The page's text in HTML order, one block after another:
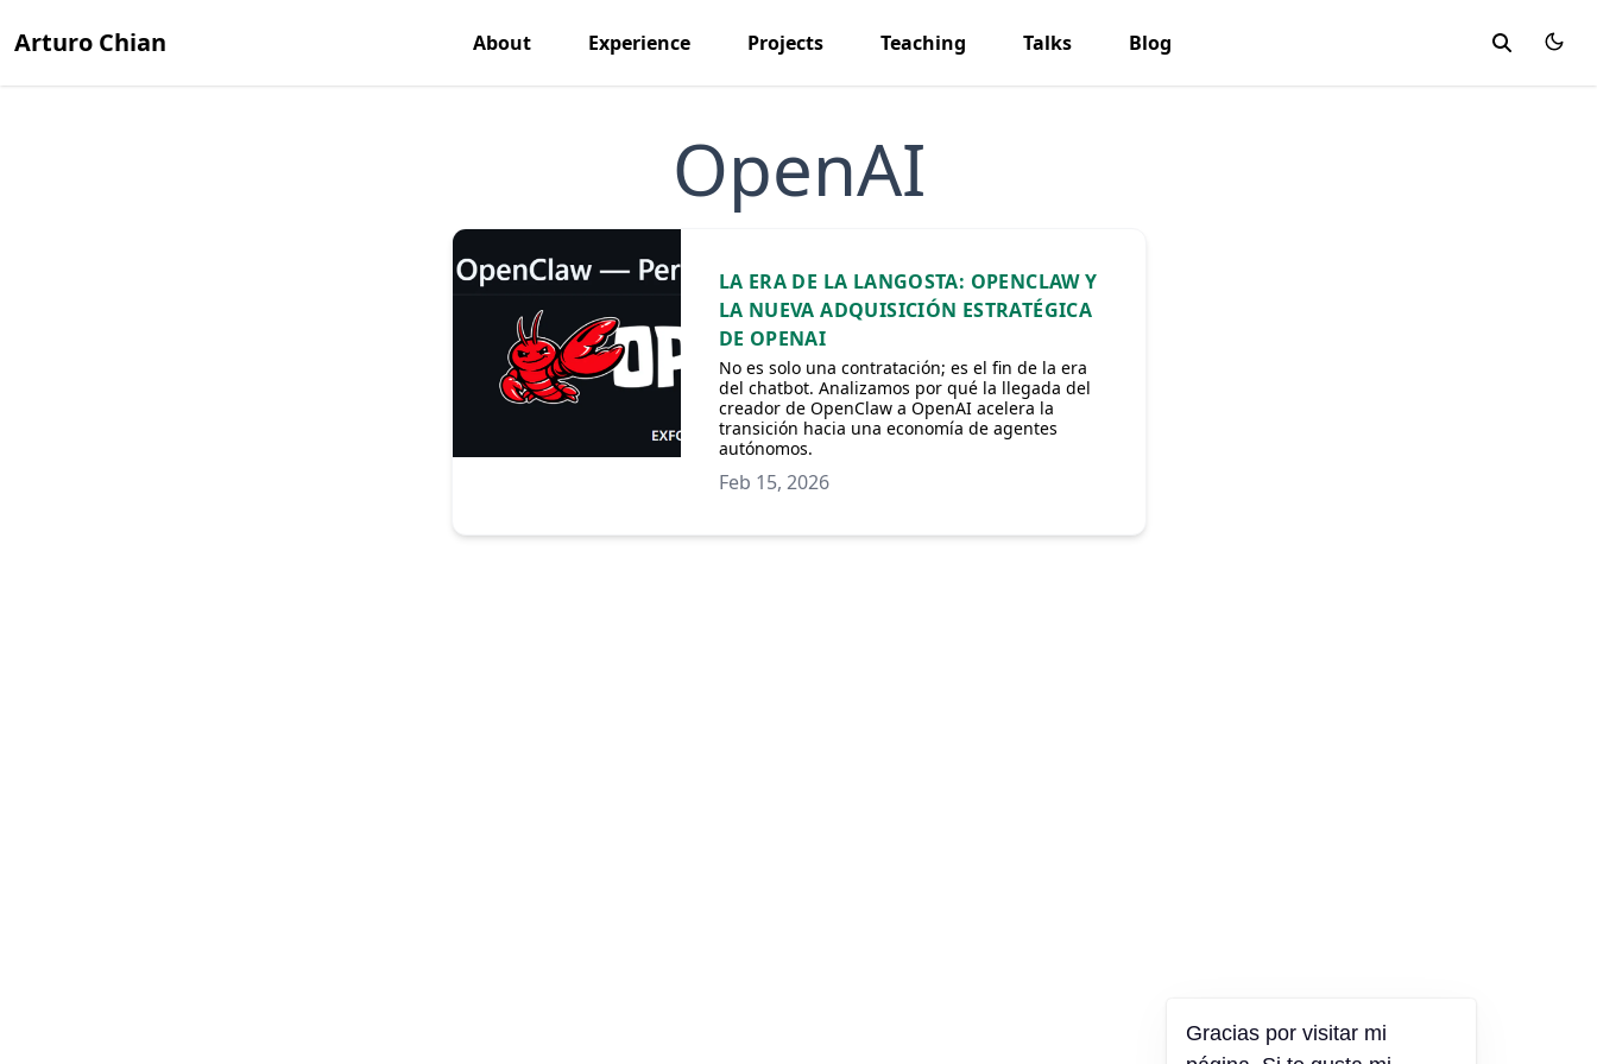
Arturo Chian About Experience Projects Teaching Talks Blog
OpenAI
LA ERA DE LA LANGOSTA: OPENCLAW Y
LA NUEVA ADQUISICIÓN ESTRATÉGICA
DE OPENAI
No es solo una contratación; es el fin de la era
del chatbot. Analizamos por qué la llegada del
creador de OpenClaw a OpenAI acelera la
transición hacia una economía de agentes
autónomos.
Feb 15, 2026
Gracias por visitar mi